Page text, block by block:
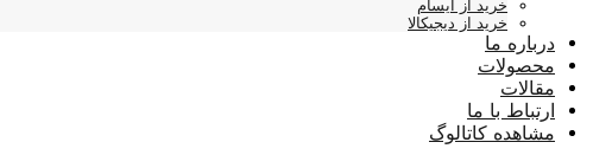
خرید از ایسام
خرید از دیجیکالا
درباره ما
محصولات
مقالات
ارتباط با ما
مشاهده کاتالوگ